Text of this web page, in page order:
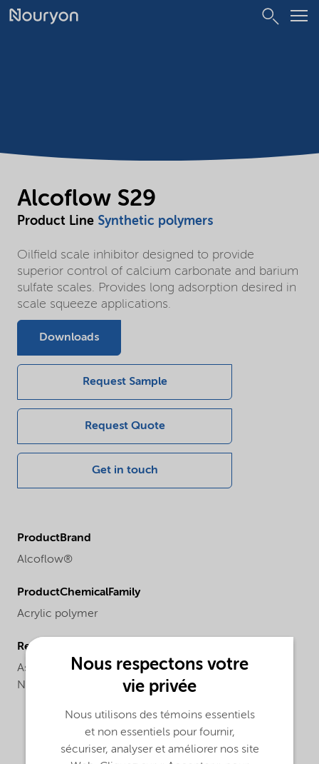
Alcoflow S29
Product Line Synthetic polymers
Oilfield scale inhibitor designed to provide
superior control of calcium carbonate and barium
sulfate scales. Provides long adsorption desired in
scale squeeze applications.
Downloads
Request Sample
Request Quote
Get in touch
ProductBrand
Alcoflow®
ProductChemicalFamily
Acrylic polymer
Regional availability
Asia,
Asia Pacific,China, Latin America,Middle East,
North America
Nous respectons votre
vie privée
Nous utilisons des témoins essentiels
et non essentiels pour fournir,
sécuriser, analyser et améliorer nos site